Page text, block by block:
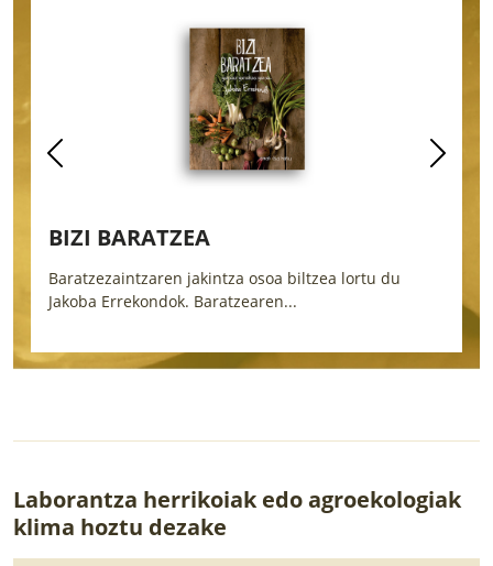
ETXEKO LANDAREAK
Etxe barruko, balkoiko eta lorategiko 92 landare
hobeto zaintzeko...
Laborantza herrikoiak edo agroekologiak
klima hoztu dezake